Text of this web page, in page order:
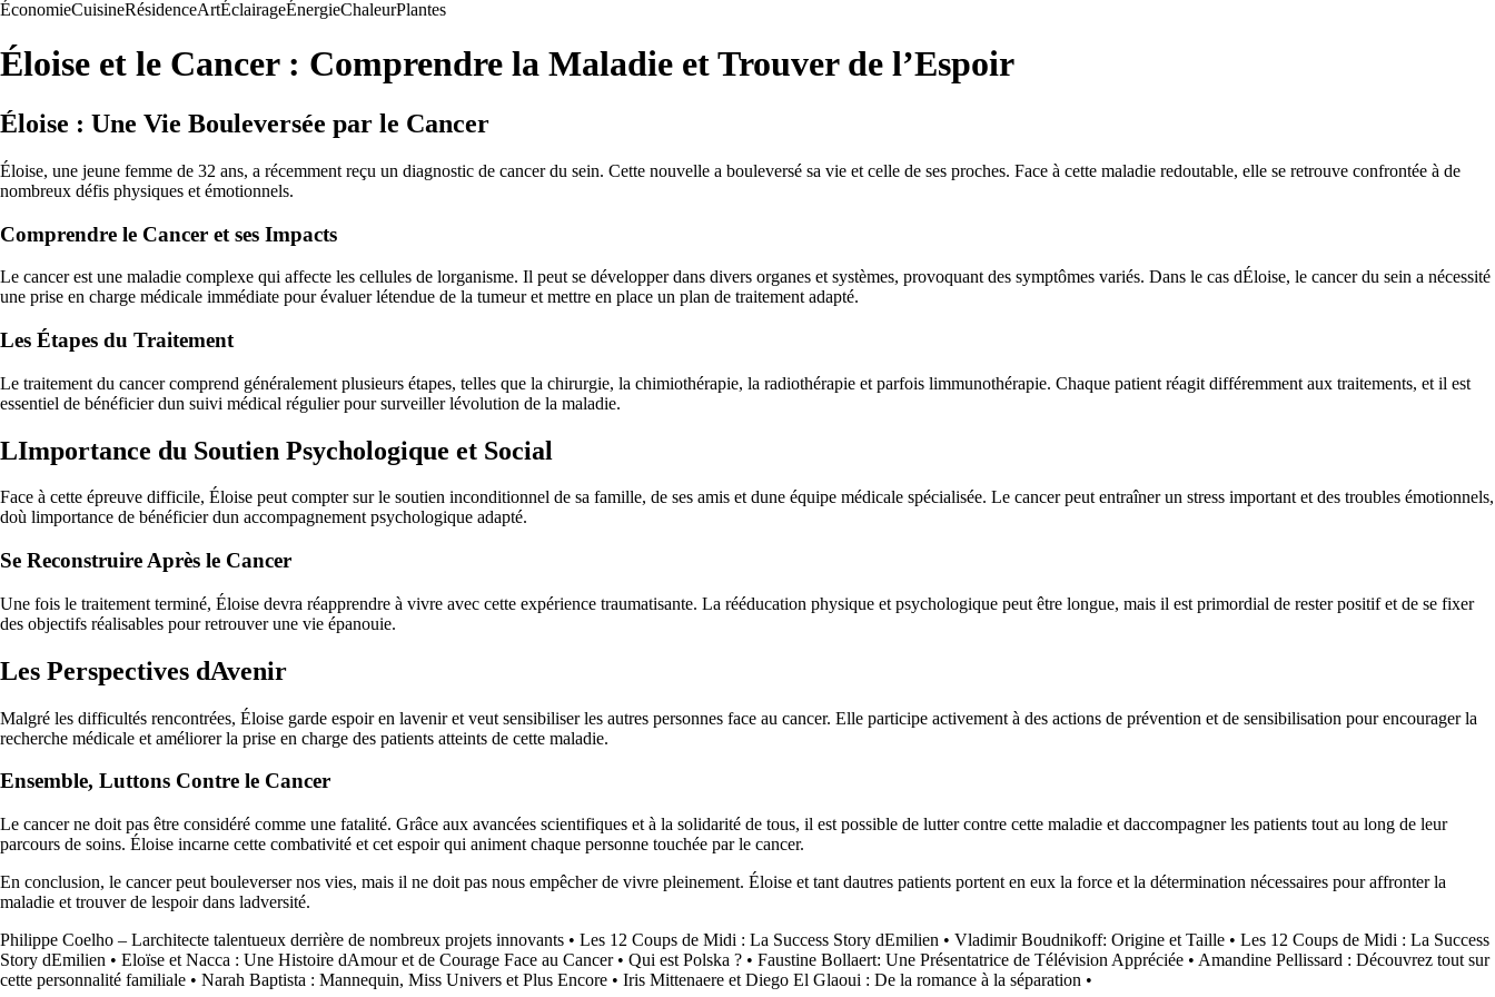
ÉconomieCuisineRésidenceArtÉclairageÉnergieChaleurPlantes
Éloise et le Cancer : Comprendre la Maladie et Trouver de l’Espoir
Éloise : Une Vie Bouleversée par le Cancer
Éloise, une jeune femme de 32 ans, a récemment reçu un diagnostic de cancer du sein. Cette nouvelle a bouleversé sa vie et celle de ses proches. Face à cette maladie redoutable, elle se retrouve confrontée à de
nombreux défis physiques et émotionnels.
Comprendre le Cancer et ses Impacts
Le cancer est une maladie complexe qui affecte les cellules de lorganisme. Il peut se développer dans divers organes et systèmes, provoquant des symptômes variés. Dans le cas dÉloise, le cancer du sein a nécessité
une prise en charge médicale immédiate pour évaluer létendue de la tumeur et mettre en place un plan de traitement adapté.
Les Étapes du Traitement
Le traitement du cancer comprend généralement plusieurs étapes, telles que la chirurgie, la chimiothérapie, la radiothérapie et parfois limmunothérapie. Chaque patient réagit différemment aux traitements, et il est
essentiel de bénéficier dun suivi médical régulier pour surveiller lévolution de la maladie.
LImportance du Soutien Psychologique et Social
Face à cette épreuve difficile, Éloise peut compter sur le soutien inconditionnel de sa famille, de ses amis et dune équipe médicale spécialisée. Le cancer peut entraîner un stress important et des troubles émotionnels,
doù limportance de bénéficier dun accompagnement psychologique adapté.
Se Reconstruire Après le Cancer
Une fois le traitement terminé, Éloise devra réapprendre à vivre avec cette expérience traumatisante. La rééducation physique et psychologique peut être longue, mais il est primordial de rester positif et de se fixer
des objectifs réalisables pour retrouver une vie épanouie.
Les Perspectives dAvenir
Malgré les difficultés rencontrées, Éloise garde espoir en lavenir et veut sensibiliser les autres personnes face au cancer. Elle participe activement à des actions de prévention et de sensibilisation pour encourager la
recherche médicale et améliorer la prise en charge des patients atteints de cette maladie.
Ensemble, Luttons Contre le Cancer
Le cancer ne doit pas être considéré comme une fatalité. Grâce aux avancées scientifiques et à la solidarité de tous, il est possible de lutter contre cette maladie et daccompagner les patients tout au long de leur
parcours de soins. Éloise incarne cette combativité et cet espoir qui animent chaque personne touchée par le cancer.
En conclusion, le cancer peut bouleverser nos vies, mais il ne doit pas nous empêcher de vivre pleinement. Éloise et tant dautres patients portent en eux la force et la détermination nécessaires pour affronter la
maladie et trouver de lespoir dans ladversité.
Philippe Coelho – Larchitecte talentueux derrière de nombreux projets innovants • Les 12 Coups de Midi : La Success Story dEmilien • Vladimir Boudnikoff: Origine et Taille • Les 12 Coups de Midi : La Success
Story dEmilien • Eloïse et Nacca : Une Histoire dAmour et de Courage Face au Cancer• Qui est Polska ? • Faustine Bollaert: Une Présentatrice de Télévision Appréciée • Amandine Pellissard : Découvrez tout sur
cette personnalité familiale • Narah Baptista : Mannequin, Miss Univers et Plus Encore • Iris Mittenaere et Diego El Glaoui : De la romance à la séparation •